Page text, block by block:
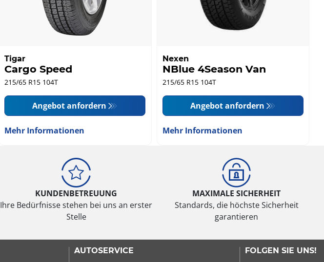
Tigar
Cargo Speed
215/65 R15 104T
Angebot anfordern
Mehr Informationen
Nexen
NBlue 4Season Van
215/65 R15 104T
Angebot anfordern
Mehr Informationen
KUNDENBETREUUNG
Ihre Bedürfnisse stehen bei uns an erster
Stelle
MAXIMALE SICHERHEIT
Standards, die höchste Sicherheit
garantieren
AUTOSERVICE
FOLGEN SIE UNS!